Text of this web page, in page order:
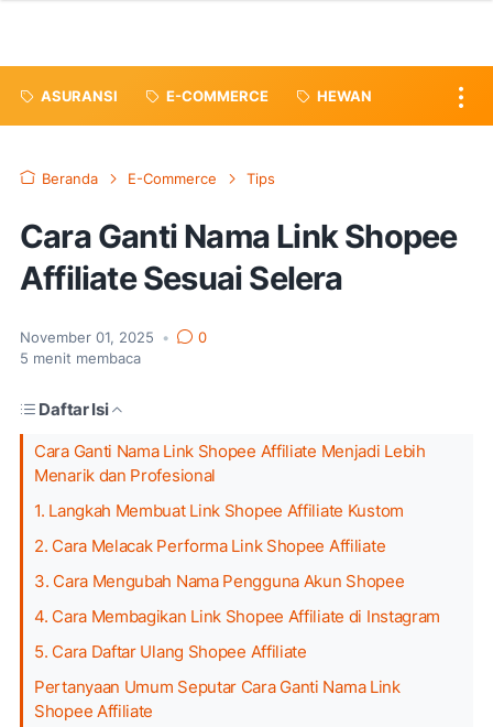
ASURANSI E-COMMERCE HEWAN
Beranda E-Commerce Tips
Cara Ganti Nama Link Shopee
Affiliate Sesuai Selera
November 01, 2025 •
0
5 menit membaca
Daftar Isi
Cara Ganti Nama Link Shopee Affiliate Menjadi Lebih
Menarik dan Profesional
1. Langkah Membuat Link Shopee Affiliate Kustom
2. Cara Melacak Performa Link Shopee Affiliate
3. Cara Mengubah Nama Pengguna Akun Shopee
4. Cara Membagikan Link Shopee Affiliate di Instagram
5. Cara Daftar Ulang Shopee Affiliate
Pertanyaan Umum Seputar Cara Ganti Nama Link
Shopee Affiliate